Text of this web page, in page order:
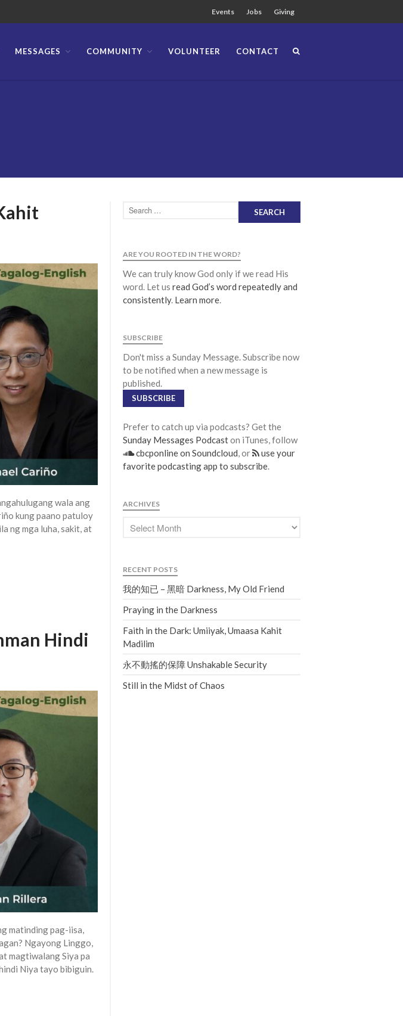
English Service
Tagalog Service
Community
From our Pastors
Read God’s Word
Psalms Devotionals
Events Jobs Giving
MESSAGES COMMUNITY VOLUNTEER CONTACT
wala ang
kung paano patuloy
ng mga luha, sakit, at
Hindi
matinding pag-iisa,
Ngayong Linggo,
magtiwalang Siya pa
Niya tayo bibiguin.
ARE YOU ROOTED IN THE WORD?
We can truly know God only if we read His
word. Let us read God’s word repeatedly and
consistently. Learn more.
SUBSCRIBE
Don't miss a Sunday Message. Subscribe now
to be notified when a new message is
published.
SUBSCRIBE
Prefer to catch up via podcasts? Get the
Sunday Messages Podcaston iTunes, follow
cbcponline on Soundcloud, or
use your
favorite podcasting app to subscribe.
ARCHIVES
RECENT POSTS
我的知已 – 黑暗 Darkness, My Old Friend
Praying in the Darkness
Faith in the Dark: Umiiyak, Umaasa Kahit
Madilim
永不動搖的保障 Unshakable Security
Still in the Midst of Chaos